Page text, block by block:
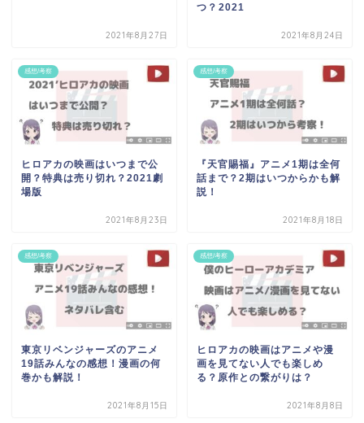
2021年8月27日
つ？2021
2021年8月24日
感想/考察
ヒロアカの映画はいつまで公
開？特典は売り切れ？2021劇
場版
2021年8月23日
感想/考察
『天官賜福』アニメ1期は全何
話まで？2期はいつからかも解
説！
2021年8月18日
感想/考察
東京リベンジャーズのアニメ
19話みんなの感想！漫画の何
巻かも解説！
2021年8月15日
感想/考察
ヒロアカの映画はアニメや漫
画を見てない人でも楽しめ
る？原作との繋がりは？
2021年8月8日